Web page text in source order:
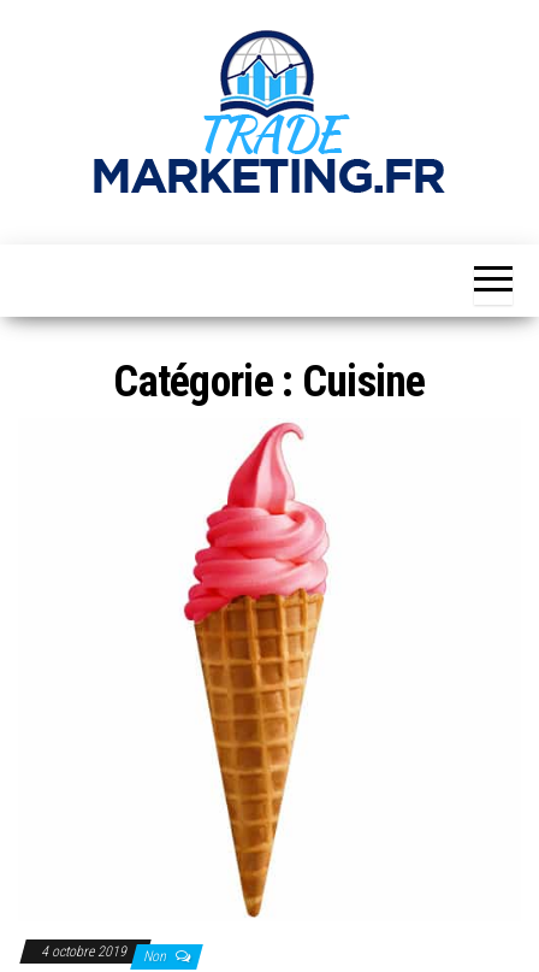
Catégorie : Cuisine
4 octobre 2019 Non